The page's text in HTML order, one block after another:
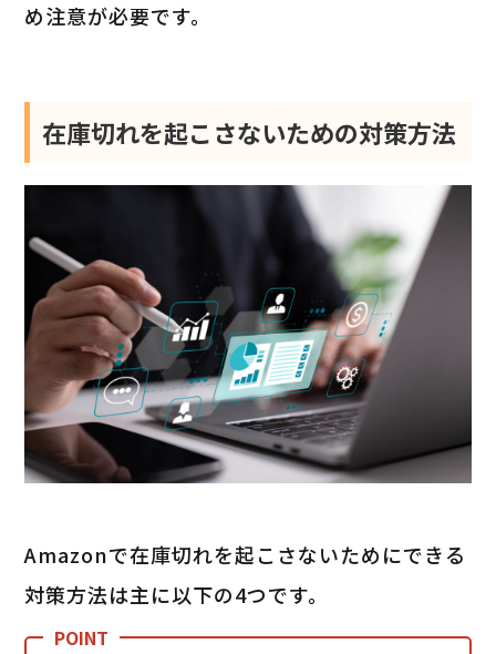
め注意が必要です。
在庫切れを起こさないための対策方法
Amazonで在庫切れを起こさないためにできる
対策方法は主に以下の4つです。